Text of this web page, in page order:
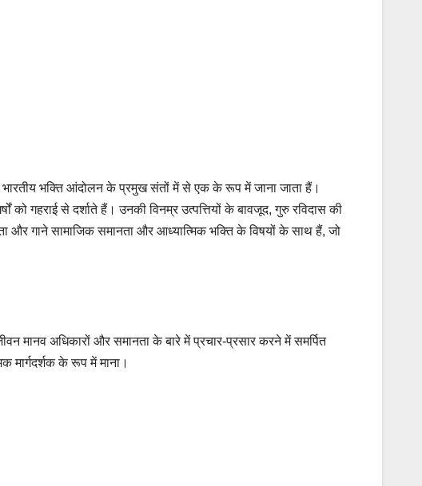
भारतीय भक्ति आंदोलन के प्रमुख संतों में से एक के रूप में जाना जाता हैं।
गहराई से दर्शाते हैं। उनकी विनम्र उत्पत्तियों के बावजूद, गुरु रविदास की
और गाने सामाजिक समानता और आध्यात्मिक भक्ति के विषयों के साथ हैं, जो
मानव अधिकारों और समानता के बारे में प्रचार-प्रसार करने में समर्पित
मार्गदर्शक के रूप में माना।